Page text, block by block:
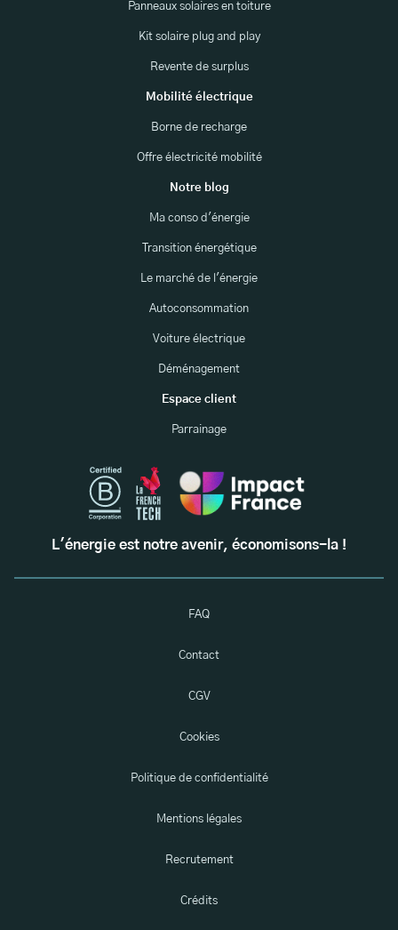
Panneaux solaires en toiture
Kit solaire plug and play
Revente de surplus
Mobilité électrique
Borne de recharge
Offre électricité mobilité
Notre blog
Ma conso d'énergie
Transition énergétique
Le marché de l'énergie
Autoconsommation
Voiture électrique
Déménagement
Espace client
Parrainage
L'énergie est notre avenir, économisons-la !
FAQ
Contact
CGV
Cookies
Politique de confidentialité
Mentions légales
Recrutement
Crédits